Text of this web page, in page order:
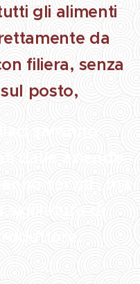
gli alimenti
da
filiera, senza
posto,